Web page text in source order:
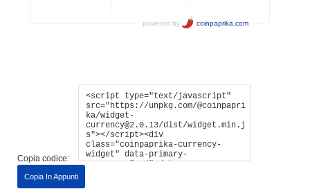
Copia codice:
Copia In Appunti